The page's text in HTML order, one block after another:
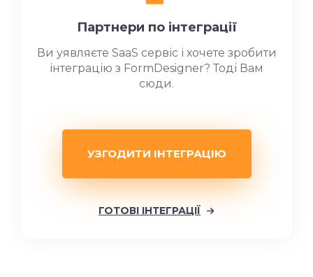
Партнери по інтеграції
Ви уявляєте SaaS сервіс і хочете зробити
інтеграцію з FormDesigner? Тоді Вам
сюди.
УЗГОДИТИ ІНТЕГРАЦІЮ
ГОТОВІ ІНТЕГРАЦІЇ